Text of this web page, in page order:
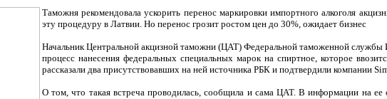
Таможня рекомендовала ускорить перенос маркировки импортного алкоголя
эту процедуру в Латвии. Но перенос грозит ростом цен до 30%, ожидает бизнес
Начальник Центральной акцизной таможни (ЦАТ) Федеральной таможенной службы
процесс нанесения федеральных специальных марок на спиртное, которое
рассказали два присутствовавших на ней источника РБК и подтвердили компании
О том, что такая встреча проводилась, сообщила и сама ЦАТ. В информации на